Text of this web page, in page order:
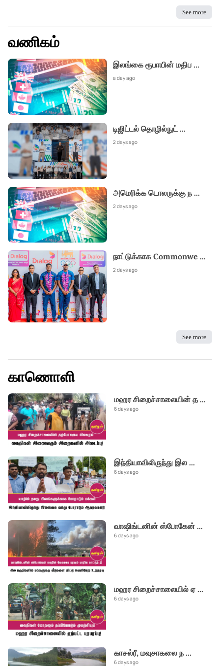
See more
வணிகம்
இலங்கை ரூபாயின் மதிப ...
a day ago
டிஜிட்டல் தொழில்நுட் ...
2 days ago
அமெரிக்க டொலருக்கு ந ...
2 days ago
நாட்டுக்காக Commonwe ...
2 days ago
See more
காணொளி
மஹர சிறைச்சாலையின் த ...
6 days ago
இந்தியாவிலிருந்து இல ...
6 days ago
வாஷிங்டனின் ஸ்போகேன் ...
6 days ago
மஹர சிறைச்சாலையில் ஏ ...
6 days ago
காசல்ரீ, மவுசாகலை ந ...
6 days ago